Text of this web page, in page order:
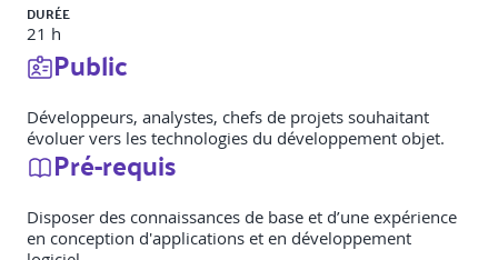
DURÉE
21 h
Public
Développeurs, analystes, chefs de projets souhaitant
évoluer vers les technologies du développement objet.
Pré-requis
Disposer des connaissances de base et d’une expérience
en conception d'applications et en développement